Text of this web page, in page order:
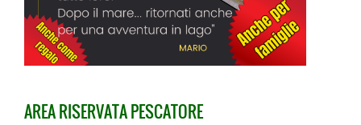
AREA RISERVATA PESCATORE